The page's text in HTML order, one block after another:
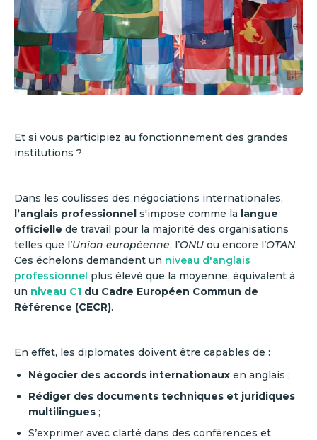
Et si vous participiez au fonctionnement des grandes
institutions ?
Dans les coulisses des négociations internationales,
l’anglais professionnel s'impose comme la langue
officielle de travail pour la majorité des organisations
telles que l’Union européenne, l’ONU ou encore l’OTAN.
Ces échelons demandent un niveau d'anglais
professionnel plus élevé que la moyenne, équivalent à
un niveau C1 du Cadre Européen Commun de
Référence (CECR).
En effet, les diplomates doivent être capables de :
Négocier des accords internationaux en anglais ;
Rédiger des documents techniques et juridiques
multilingues ;
S’exprimer avec clarté dans des conférences et